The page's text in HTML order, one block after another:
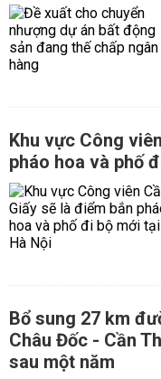
Khu vực Công
pháo hoa và phố
Bổ sung 27 km
Châu Đốc - Cần
sau một năm